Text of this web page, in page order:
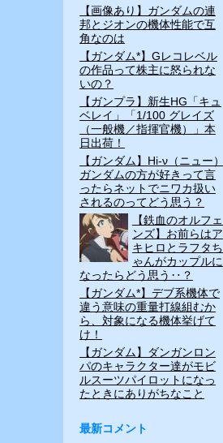
【画像あり】ガンダムの連
邦とジオンの機体性能で互
角なのは
【ガンダム*】Gレコレベル
の作品って株主に怒られな
いの？
【ガンプラ】新生HG「キュ
ベレイ」「1/100 グレイズ
（一般機／指揮官機）」本
日出荷！
【ガンダム】Hi-ν（ニュー）
ガンダムの方が好きって言
ったらネットでニワカ扱い
されるのってどう思う？
【鉄血のオルフェ
ンズ】お前らはア
キヒロとラフタち
ゃんがカップルに
なったらどう思う‥？
【ガンダム*】デブ系機体で
違う意味の重量打線組むか
ら、対象になる機体挙げて
け！
【ガンダム】ダンガンロン
パのキャラクター達がモビ
ルスーツパイロットになっ
たときにありがちなこと
最新コメント